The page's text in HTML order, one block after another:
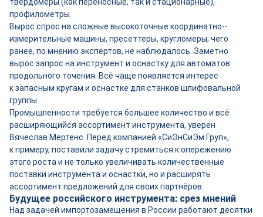
профилометры.
Вырос спрос на сложные высокоточные координатно-­
измерительные машины, пресеттеры, кругломеры, чего
ранее, по мнению экспертов, не наблюдалось. Заметно
вырос запрос на инструмент и оснастку для автоматов
продольного точения. Всё чаще появляется интерес
к запасным кругам и оснастке для станков шлифовальной
группы.
Промышленности требуется большее количество и всё
расширяющийся ассортимент инструмента, уверен
Вячеслав Мертенс. Перед компанией «СиЭнСиЭм Груп»,
к примеру, поставили задачу стремиться к опережению
этого роста и не только увеличивать количественные
поставки инструмента и оснастки, но и расширять
ассортимент предложений для своих партнёров.
Будущее российского инструмента: срез мнений
Над задачей импортозамещения в России работают десятки